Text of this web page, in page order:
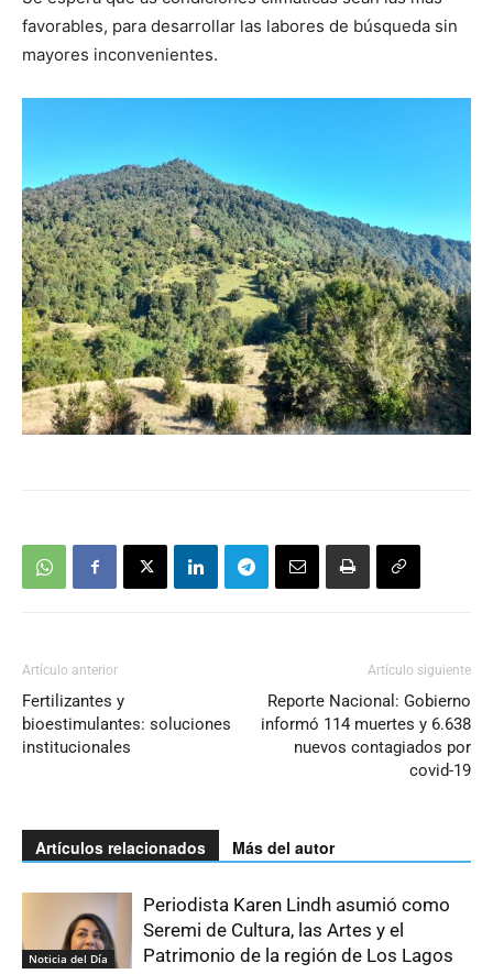
favorables, para desarrollar las labores de búsqueda sin
mayores inconvenientes.
Artículo anterior
Fertilizantes y
bioestimulantes: soluciones
institucionales
Artículo siguiente
Reporte Nacional: Gobierno
informó 114 muertes y 6.638
nuevos contagiados por
covid-19
Artículos relacionados Más del autor
Noticia del Día
Periodista Karen Lindh asumió como
Seremi de Cultura, las Artes y el
Patrimonio de la región de Los Lagos